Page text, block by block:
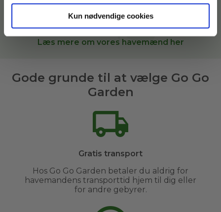
Kun nødvendige cookies
arealer. Når du bestillerhaveservicehos Go Go
Garden, sætter vi dig i kontakt med den bedste
havemand til opgaven iTønder og omegn
Læs mere om vores havemænd her
Gode grunde til at vælge Go Go
Garden
Gratis transport
Hos Go Go Garden betaler du aldrig for
havemandens transporttid hjem til dig eller
for andre gebyrer.